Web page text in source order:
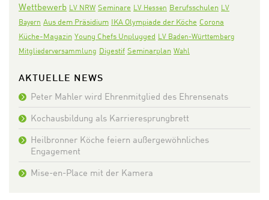
Wettbewerb LV NRW Seminare LV Hessen Berufsschulen LV
Bayern Aus dem Präsidium IKA Olympiade der Köche Corona
Küche-Magazin Young Chefs Unplugged LV Baden-Württemberg
Mitgliederversammlung Digestif Seminarplan Wahl
AKTUELLE NEWS
Peter Mahler wird Ehrenmitglied des Ehrensenats
Kochausbildung als Karrieresprungbrett
Heilbronner Köche feiern außergewöhnliches
Engagement
Mise-en-Place mit der Kamera